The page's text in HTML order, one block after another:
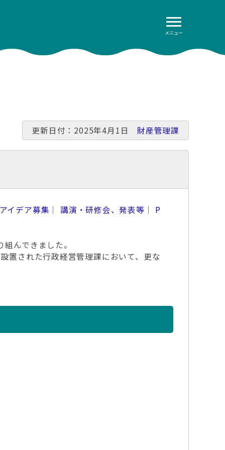
メニュー
更新日付：2025年4月1日財産管理課
イデア募集 ｜ 講演・研修会、発表等 ｜ P
んできました。
された行政経営管理課において、更な